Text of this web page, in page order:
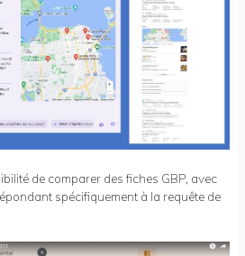
de comparer des fiches GBP, avec
spécifiquement à la requête de